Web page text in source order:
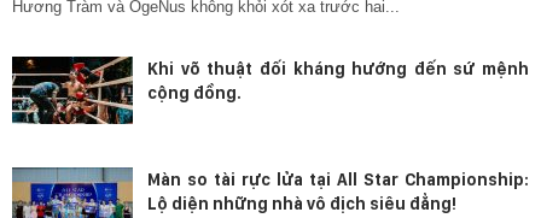
Hương Tràm và OgeNus không khỏi xót xa trước hai...
Khi võ thuật đối kháng hướng đến sứ mệnh
cộng đồng.
Màn so tài rực lửa tại All Star Championship:
Lộ diện những nhà vô địch siêu đẳng!